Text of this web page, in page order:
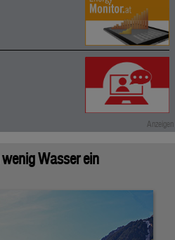
Wasser ein